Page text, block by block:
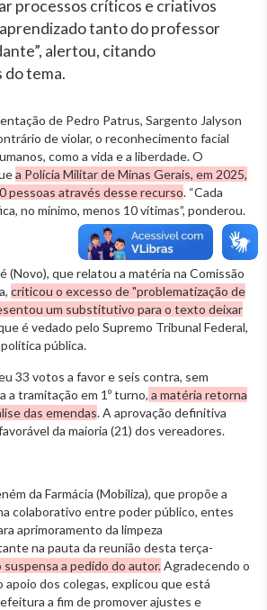
processos críticos e criativos
tanto do professor
alertou, citando
do tema.
de Pedro Patrus, Sargento Jalyson
de violar, o reconhecimento facial
como a vida e a liberdade. O
a Polícia Militar de Minas Gerais, em 2025,
pessoas através desse recurso. “Cada
no mínimo, menos 10 vítimas”, ponderou.
(Novo), que relatou a matéria na Comissão
criticou o excesso de "problematização de
um substitutivo para o texto deixar
é vedado pelo Supremo Tribunal Federal,
pública.
33 votos a favor e seis contra, sem
a tramitação em 1º turno, a matéria retorna
das emendas. A aprovação definitiva
da maioria (21) dos vereadores.
da Farmácia (Mobiliza), que propõe a
colaborativo entre poder público, entes
aprimoramento da limpeza
na pauta da reunião desta terça-
a pedido do autor.Agradecendo o
apoio dos colegas, explicou que está
a fim de promover ajustes e